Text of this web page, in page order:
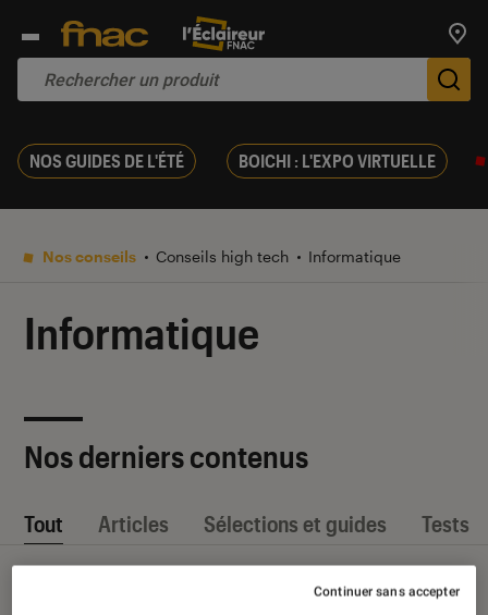
NOS GUIDES DE L'ÉTÉ BOICHI : L'EXPO VIRTUELLE
Nos conseils Conseils high tech Informatique
Informatique
Nos derniers contenus
Tout Articles Sélections et guides Tests
Continuer sans accepter